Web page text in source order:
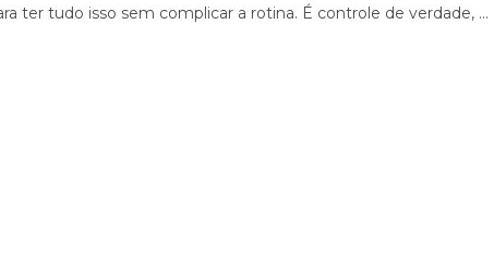
ter tudo isso sem complicar a rotina. É controle de verdade, …